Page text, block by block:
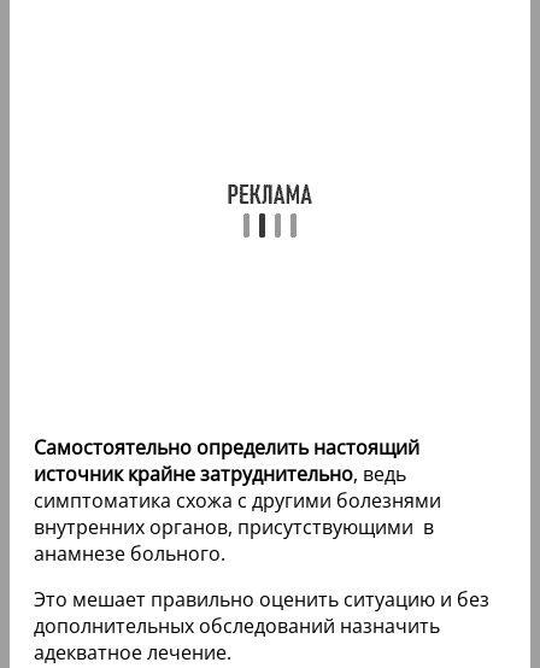
Самостоятельно определить настоящий
источник крайне затруднительно, ведь
симптоматика схожа с другими болезнями
внутренних органов, присутствующими в
анамнезе больного.
Это мешает правильно оценить ситуацию и без
дополнительных обследований назначить
адекватное лечение.